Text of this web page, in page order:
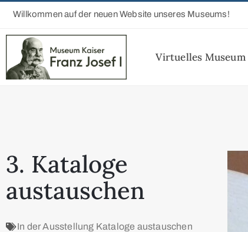
Willkommen auf der neuen Website unseres Museums!
Virtuelles Museum
3. Kataloge
austauschen
In der Ausstellung Kataloge austauschen